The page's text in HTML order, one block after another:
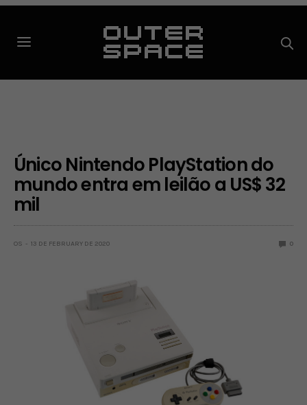
Único Nintendo PlayStation do
mundo entra em leilão a US$ 32
mil
OS 13 DE FEBRUARY DE 2020 0